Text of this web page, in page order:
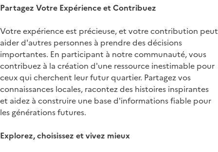
Partagez Votre Expérience et Contribuez
Votre expérience est précieuse, et votre contribution peut
aider d'autres personnes à prendre des décisions
importantes. En participant à notre communauté, vous
contribuez à la création d'une ressource inestimable pour
ceux qui cherchent leur futur quartier. Partagez vos
connaissances locales, racontez des histoires inspirantes
et aidez à construire une base d'informations fiable pour
les générations futures.
Explorez, choisissez et vivez mieux